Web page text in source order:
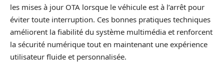
les mises à jour OTA lorsque le véhicule est à l’arrêt pour
éviter toute interruption. Ces bonnes pratiques techniques
améliorent la fiabilité du système multimédia et renforcent
la sécurité numérique tout en maintenant une expérience
utilisateur fluide et personnalisée.